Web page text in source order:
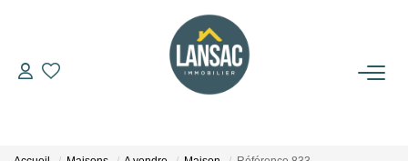
ACHETER